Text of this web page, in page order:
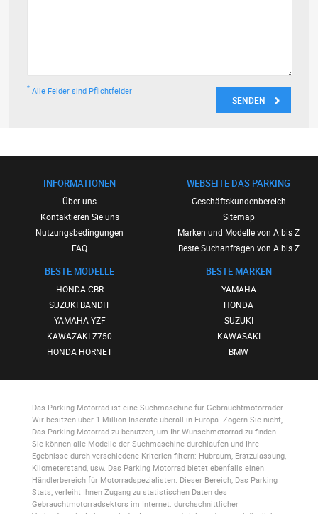
* Alle Felder sind Pflichtfelder
INFORMATIONEN
Über uns
Kontaktieren Sie uns
Nutzungsbedingungen
FAQ
BESTE MODELLE
HONDA CBR
SUZUKI BANDIT
YAMAHA YZF
KAWAZAKI Z750
HONDA HORNET
WEBSEITE DAS PARKING
Geschäftskundenbereich
Sitemap
Marken und Modelle von A bis Z
Beste Suchanfragen von A bis Z
BESTE MARKEN
YAMAHA
HONDA
SUZUKI
KAWASAKI
BMW
Das Parking Motorradist eine Suchmaschine für Gebrauchtmotorräder.
Wir besitzen über 1 Million Inserate überall in Europa. Zögern Sie nicht,
Das Parking Motorradzu benutzen, um Ihr Wunschmotorrad zu finden.
Sie können alle Modelle der Suchmaschine durchlaufen und Ihre
Egebnisse durch verschiedene Kriterien filtern: Hubraum, Erstzulassung,
Kilometerstand, usw. Das Parking Motorradbietet ebenfalls einen
Händlerbereich für Motorradspezialisten. Dieser Bereich, Das Parking
Stats , verleiht Ihnen Zugang zu statistischen Daten des
Gebrauchtmotorradsektors im Internet: durchschnittlicher